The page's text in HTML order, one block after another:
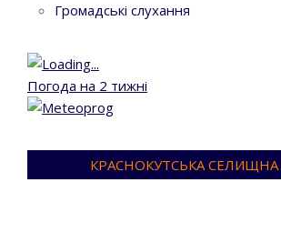
Громадські слухання
Погода на 2 тижні
КРАСНОКУТСЬКА СЕЛИЩНА